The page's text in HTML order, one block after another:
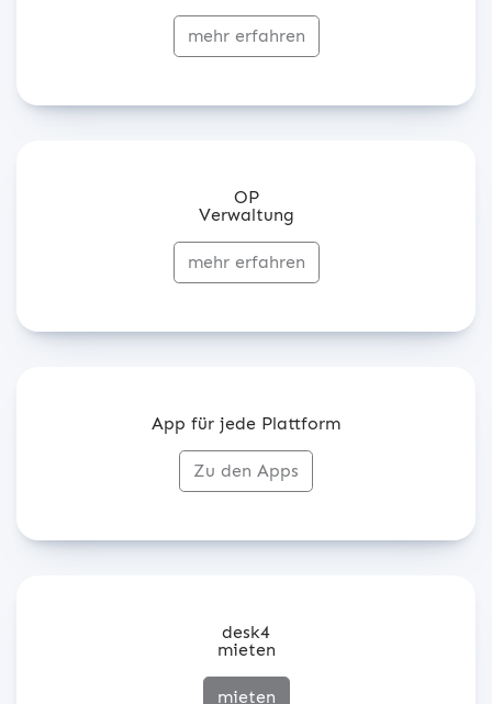
mehr erfahren
OP
Verwaltung
mehr erfahren
App für jede Plattform
Zu den Apps
desk4
mieten
mieten